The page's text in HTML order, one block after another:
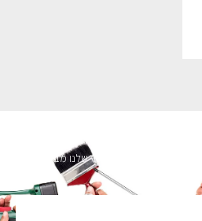
והנחות הירשמו לניוזלטר שלנו מבטיחים לא